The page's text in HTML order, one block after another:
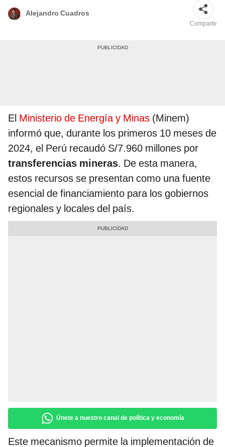
Alejandro Cuadros
Compartir
El Ministerio de Energía y Minas (Minem)
informó que, durante los primeros 10 meses de
2024, el Perú recaudó S/7.960 millones por
transferencias mineras. De esta manera,
estos recursos se presentan como una fuente
esencial de financiamiento para los gobiernos
regionales y locales del país.
Únete a nuestro canal de política y economía
Este mecanismo permite la implementación de